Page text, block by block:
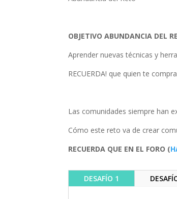
OBJETIVO ABUNDANCIA DEL
Aprender nuevas técnicas y
RECUERDA! que quien te
Las comunidades siempre han
Cómo este reto va de crear
RECUERDA QUE EN EL FORO (
DESAFÍO 1